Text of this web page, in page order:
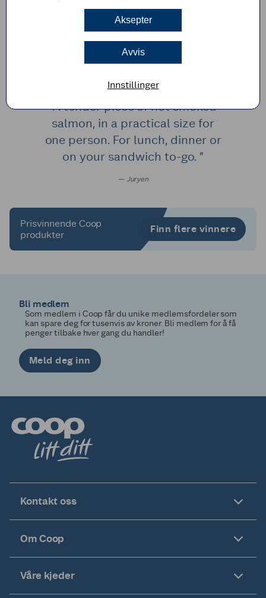
God smak og innpakning
Jeg liker «mat for 1»-konseptet
konsistens, godt utført!
“A tender piece of hot smoked
salmon, in a practical size for
one person. For lunch, dinner or
on your sandwich to-go. ”
— Juryen
Prisvinnende Coop
produkter
Finn flere vinnere
Bli medlem
Som medlem i Coop får du unike medlemsfordeler som
kan spare deg for tusenvis av kroner. Bli medlem for å få
penger tilbake hver gang du handler!
Meld deg inn
Kontakt oss
Om Coop
Våre kjeder
Aksepter
Avvis
Innstillinger